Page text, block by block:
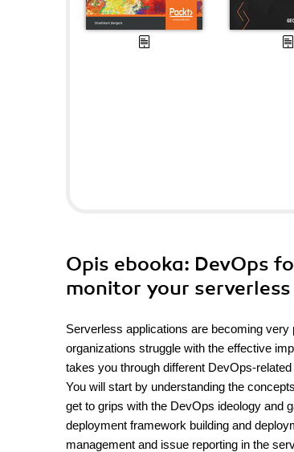
Opis ebooka: DevOps
monitor your
Serverless applications are becoming
organizations struggle with the effective
takes you through different DevOps-
You will start by understanding the
get to grips with the DevOps ideology and
deployment framework building and
management and issue reporting in the